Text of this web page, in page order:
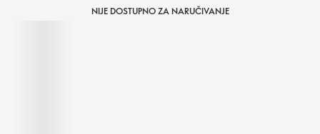
NIJE DOSTUPNO ZA NARUČIVANJE